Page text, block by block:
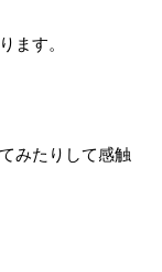
ます。
みたりして感触